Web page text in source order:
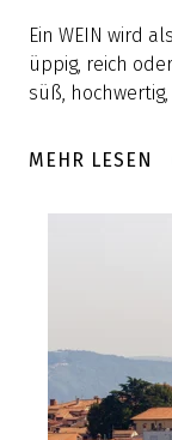
Ein WEIN wird
üppig, reich
süß,
MEHR LESEN